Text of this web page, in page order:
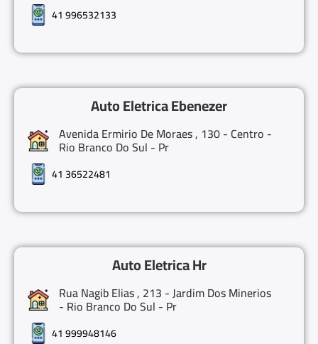
41 996532133
Auto Eletrica Ebenezer
Avenida Ermirio De Moraes , 130 - Centro -
Rio Branco Do Sul - Pr
41 36522481
Auto Eletrica Hr
Rua Nagib Elias , 213 - Jardim Dos Minerios
- Rio Branco Do Sul - Pr
41 999948146